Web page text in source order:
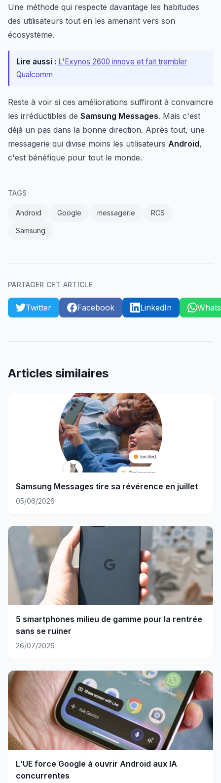
Une méthode qui respecte davantage les habitudes
des utilisateurs tout en les amenant vers son
écosystème.
Lire aussi : L'Exynos 2600 innove et fait trembler
Qualcomm
Reste à voir si ces améliorations suffiront à convaincre
les irréductibles de Samsung Messages. Mais c'est
déjà un pas dans la bonne direction. Après tout, une
messagerie qui divise moins les utilisateurs Android,
c'est bénéfique pour tout le monde.
TAGS
Android Google messagerie RCS
Samsung
PARTAGER CET ARTICLE
Twitter Facebook LinkedIn
Articles similaires
Samsung Messages tire sa révérence en juillet
05/06/2026
5 smartphones milieu de gamme pour la rentrée
sans se ruiner
26/07/2026
L'UE force Google à ouvrir Android aux IA
concurrentes